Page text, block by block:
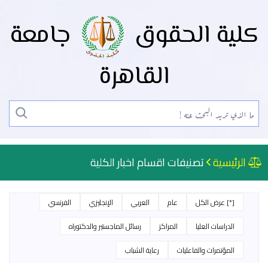
كلية الحقوق
جامعة
القاهرة
الرئيسية تصنيفات اقسام اخبار الكلية
[*] عرض الكل عام العربي الإنجليزي
الفرنسي
الدراسات العليا
المراكز
رسائل الماجستير والدكتوراه
المؤتمرات والفاعليات
رعاية الشباب